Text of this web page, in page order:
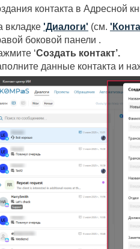
контакта в Адресной
вкладке 'Диалоги' (см.
боковой панели .
‘Создать контакт’.
данные контакта и